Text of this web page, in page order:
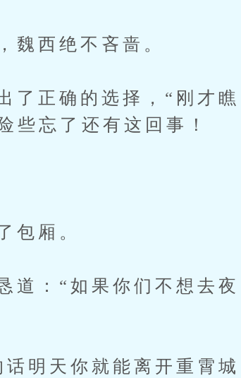
西绝不吝啬。
正确的选择，“刚才瞧
些忘了还有这回事！
厢。
：“如果你们不想去夜
天你就能离开重霄城